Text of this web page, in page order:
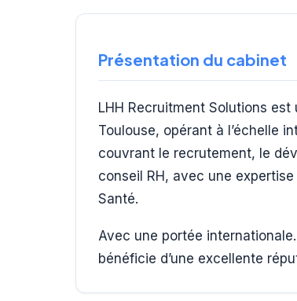
Présentation du cabinet
LHH Recruitment Solutions
Toulouse, opérant à l’échelle
couvrant le recrutement, le
conseil RH, avec une
Santé.
Avec une portée
bénéficie d’une excellente